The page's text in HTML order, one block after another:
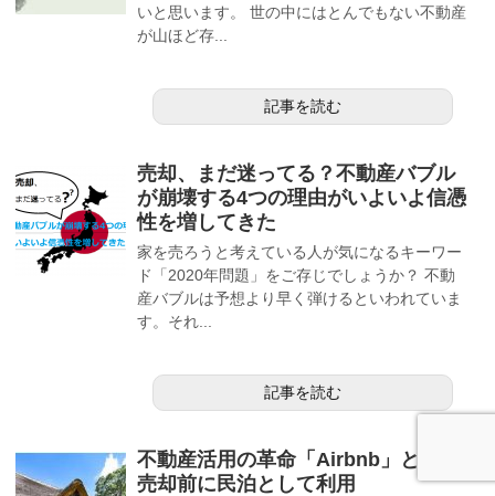
いと思います。 世の中にはとんでもない不動産
が山ほど存...
記事を読む
売却、まだ迷ってる？不動産バブル
が崩壊する4つの理由がいよいよ信憑
性を増してきた
家を売ろうと考えている人が気になるキーワー
ド「2020年問題」をご存じでしょうか？ 不動
産バブルは予想より早く弾けるといわれていま
す。それ...
記事を読む
不動産活用の革命「Airbnb」とは？
売却前に民泊として利用